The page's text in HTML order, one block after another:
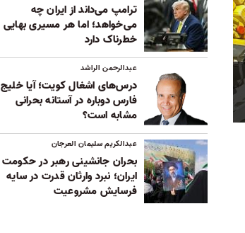
ترامپ می‌داند از ایران چه
می‌خواهد؛ اما هر مسیری بهایی
خطرناک دارد
عبدالرحمن الراشد
درس‌های اشغال کویت؛ آیا خلیج
فارس دوباره در آستانه بحرانی
مشابه است؟
عبدالکریم سلیمان العرجان
بحران جانشینی رهبر در حکومت
ایران؛ نبرد وارثان قدرت در سایه
فرسایش مشروعیت